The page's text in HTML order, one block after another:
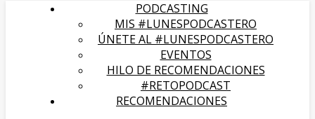
PODCASTING
MIS #LUNESPODCASTERO
ÚNETE AL #LUNESPODCASTERO
EVENTOS
HILO DE RECOMENDACIONES
#RETOPODCAST
RECOMENDACIONES